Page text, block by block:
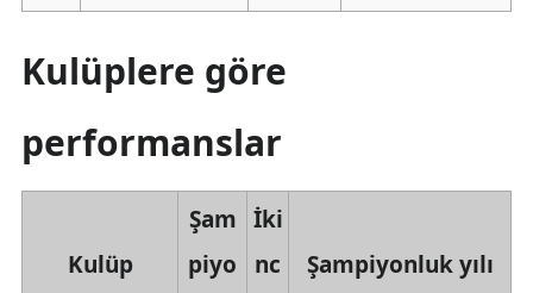
Kulüplere göre
performanslar
Kulüp
Şam
piyo
İki
nc
Şampiyonluk yılı